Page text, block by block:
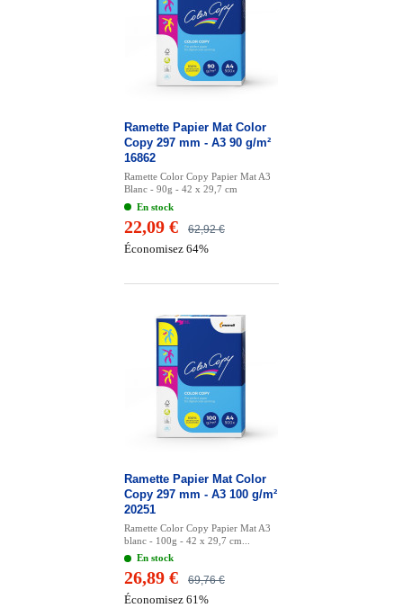
Ramette Papier Mat Color
Copy 297 mm - A3 90 g/m²
16862
Ramette Color Copy Papier Mat A3
Blanc - 90g - 42 x 29,7 cm
En stock
62,92 €
22,09 €
Économisez 64%
Ramette Papier Mat Color
Copy 297 mm - A3 100 g/m²
20251
Ramette Color Copy Papier Mat A3
blanc - 100g - 42 x 29,7 cm...
En stock
69,76 €
26,89 €
Économisez 61%